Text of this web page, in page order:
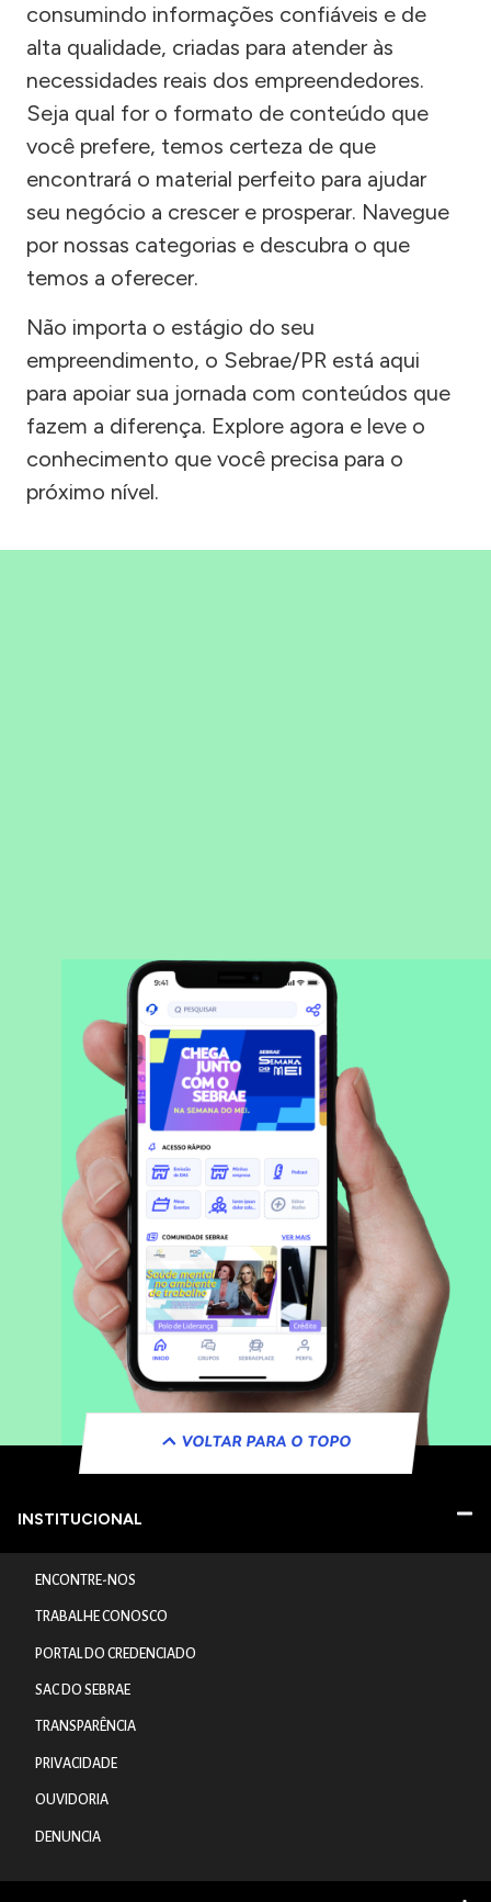
consumindo informações confiáveis e de
alta qualidade, criadas para atender às
necessidades reais dos empreendedores.
Seja qual for o formato de conteúdo que
você prefere, temos certeza de que
encontrará o material perfeito para ajudar
seu negócio a crescer e prosperar. Navegue
por nossas categorias e descubra o que
temos a oferecer.
Não importa o estágio do seu
empreendimento, o Sebrae/PR está aqui
para apoiar sua jornada com conteúdos que
fazem a diferença. Explore agora e leve o
conhecimento que você precisa para o
próximo nível.
VOLTAR PARA O TOPO
INSTITUCIONAL
ENCONTRE-NOS
TRABALHE CONOSCO
PORTAL DO CREDENCIADO
SAC DO SEBRAE
TRANSPARÊNCIA
PRIVACIDADE
OUVIDORIA
DENUNCIA